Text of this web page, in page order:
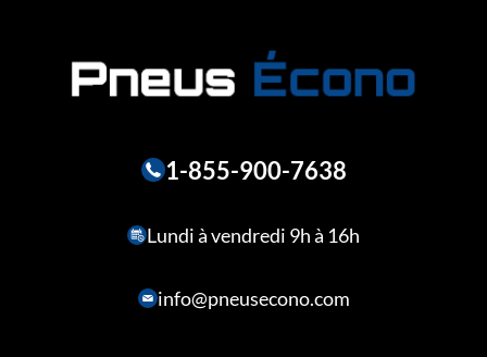
1-855-900-7638
Lundi à vendredi 9h à 16h
info@pneusecono.com